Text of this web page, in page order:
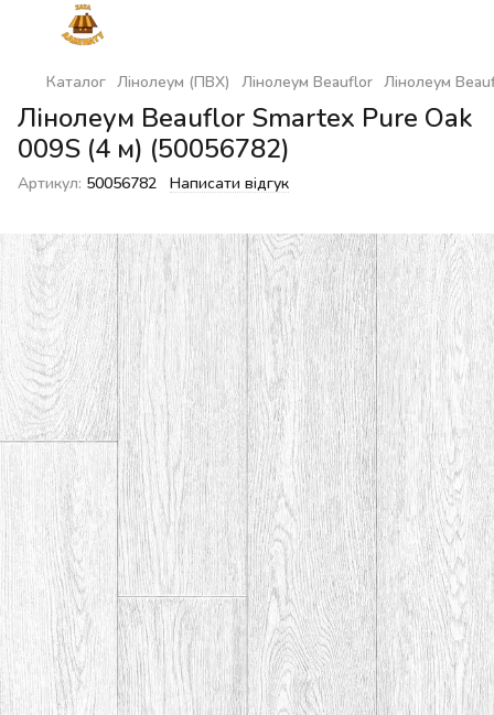
Каталог Лінолеум (ПВХ) Лінолеум Beauflor Лінолеум
Лінолеум Beauflor Smartex Pure Oak
009S (4 м) (50056782)
Артикул: 50056782 Написати відгук